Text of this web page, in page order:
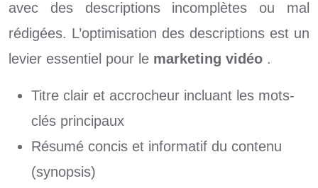
avec des descriptions incomplètes ou mal
rédigées. L’optimisation des descriptions est un
levier essentiel pour le marketing vidéo .
Titre clair et accrocheur incluant les mots-
clés principaux
Résumé concis et informatif du contenu
(synopsis)